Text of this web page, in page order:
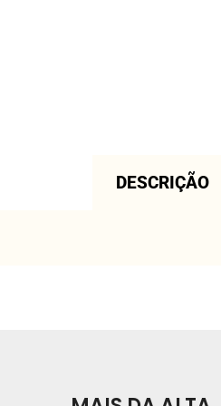
DESCRIÇÃO